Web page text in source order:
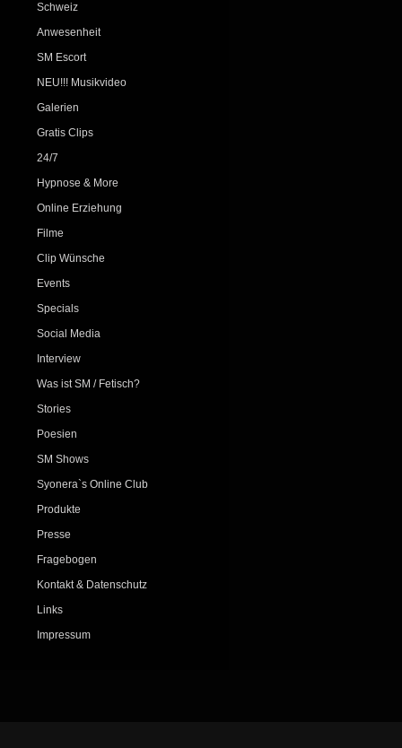
Schweiz
Anwesenheit
SM Escort
NEU!!! Musikvideo
Galerien
Gratis Clips
24/7
Hypnose & More
Online Erziehung
Filme
Clip Wünsche
Events
Specials
Social Media
Interview
Was ist SM / Fetisch?
Stories
Poesien
SM Shows
Syonera`s Online Club
Produkte
Presse
Fragebogen
Kontakt & Datenschutz
Links
Impressum